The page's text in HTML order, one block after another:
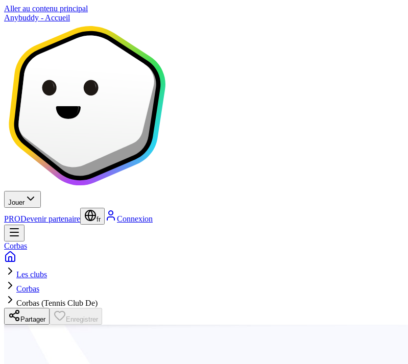
Aller au contenu principal
Anybuddy - Accueil
Jouer
PRODevenir partenaire fr Connexion
Corbas
Les clubs
Corbas
Corbas (Tennis Club De)
Partager Enregistrer